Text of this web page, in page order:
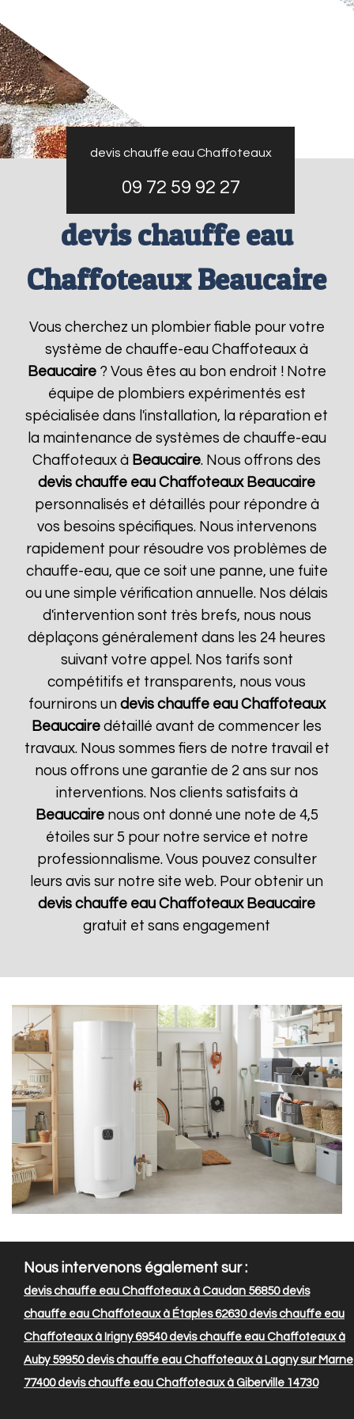
devis chauffe eau Chaffoteaux
09 72 59 92 27
devis chauffe eau
Chaffoteaux Beaucaire
Vous cherchez un plombier fiable pour votre
système de chauffe-eau Chaffoteaux à
Beaucaire? Vous êtes au bon endroit ! Notre
équipe de plombiers expérimentés est
spécialisée dans l'installation, la réparation et
la maintenance de systèmes de chauffe-eau
Chaffoteaux à Beaucaire. Nous offrons des
devis chauffe eau Chaffoteaux Beaucaire
personnalisés et détaillés pour répondre à
vos besoins spécifiques. Nous intervenons
rapidement pour résoudre vos problèmes de
chauffe-eau, que ce soit une panne, une fuite
ou une simple vérification annuelle. Nos délais
d'intervention sont très brefs, nous nous
déplaçons généralement dans les 24 heures
suivant votre appel. Nos tarifs sont
compétitifs et transparents, nous vous
fournirons un devis chauffe eau Chaffoteaux
Beaucaire détaillé avant de commencer les
travaux. Nous sommes fiers de notre travail et
nous offrons une garantie de 2 ans sur nos
interventions. Nos clients satisfaits à
Beaucairenous ont donné une note de 4,5
étoiles sur 5 pour notre service et notre
professionnalisme. Vous pouvez consulter
leurs avis sur notre site web. Pour obtenir un
devis chauffe eau Chaffoteaux Beaucaire
gratuit et sans engagement
Nous intervenons également sur :
devis chauffe eau Chaffoteaux à Caudan 56850devis
chauffe eau Chaffoteaux à Étaples 62630devis chauffe eau
Chaffoteaux à Irigny 69540devis chauffe eau Chaffoteaux à
Auby 59950devis chauffe eau Chaffoteaux à Lagny sur Marne
77400devis chauffe eau Chaffoteaux à Giberville 14730